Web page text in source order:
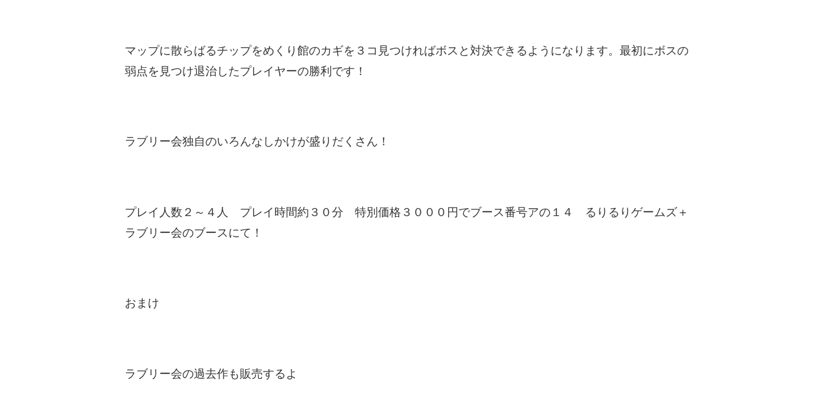
マップに散らばるチップをめくり館のカギを３コ見つければボスと対決できるようになります。最初にボスの
弱点を見つけ退治したプレイヤーの勝利です！
ラブリー会独自のいろんなしかけが盛りだくさん！
プレイ人数２～４人 プレイ時間約３０分 特別価格３０００円でブース番号アの１４ るりるりゲームズ＋
ラブリー会のブースにて！
おまけ
ラブリー会の過去作も販売するよ